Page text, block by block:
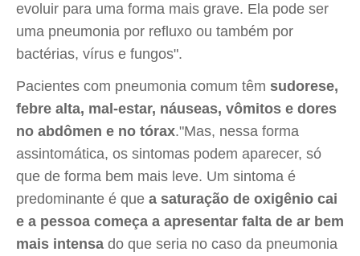
evoluir para uma forma mais grave. Ela pode ser
uma pneumonia por refluxo ou também por
bactérias, vírus e fungos".
Pacientes com pneumonia comum têm sudorese,
febre alta, mal-estar, náuseas, vômitos e dores
no abdômen e no tórax."Mas, nessa forma
assintomática, os sintomas podem aparecer, só
que de forma bem mais leve. Um sintoma é
predominante é que a saturação de oxigênio cai
e a pessoa começa a apresentar falta de ar bem
mais intensa do que seria no caso da pneumonia